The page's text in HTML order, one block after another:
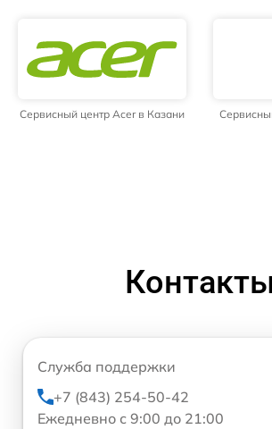
Сервисный центр Acer в Казани
Контакты
Служба поддержки
+7 (843) 254-50-42
Ежедневно с 9:00 до 21:00